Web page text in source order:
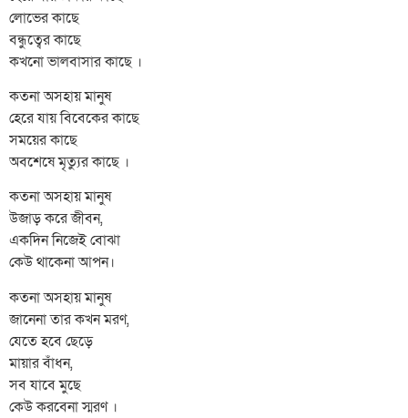
লোভের কাছে
বন্ধুত্বের কাছে
কখনো ভালবাসার কাছে ।
কতনা অসহায় মানুষ
হেরে যায় বিবেকের কাছে
সময়ের কাছে
অবশেষে মৃত্যুর কাছে ।
কতনা অসহায় মানুষ
উজাড় করে জীবন,
একদিন নিজেই বোঝা
কেউ থাকেনা আপন।
কতনা অসহায় মানুষ
জানেনা তার কখন মরণ,
যেতে হবে ছেড়ে
মায়ার বাঁধন,
সব যাবে মুছে
কেউ করবেনা স্মরণ ।